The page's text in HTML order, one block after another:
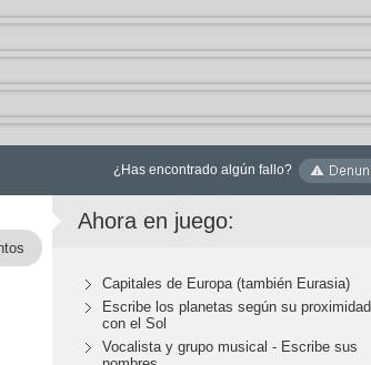
¿Has encontrado algún fallo?
Ahora en juego:
Capitales de Europa (también Eurasia)
Escribe los planetas según su proximidad
con el Sol
Vocalista y grupo musical - Escribe sus